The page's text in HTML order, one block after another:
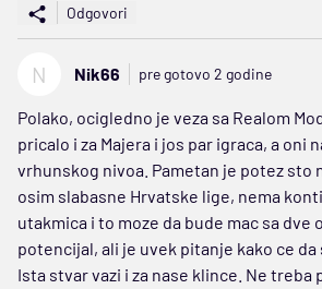
Odgovori
N Nik66 pre gotovo 2 godine
Polako, ocigledno je veza sa Realom
pricalo i za Majera i jos par igraca, a oni
vrhunskog nivoa. Pametan je potez sto
osim slabasne Hrvatske lige, nema
utakmica i to moze da bude mac sa dve
potencijal, ali je uvek pitanje kako ce da
Ista stvar vazi i za nase klince. Ne treba